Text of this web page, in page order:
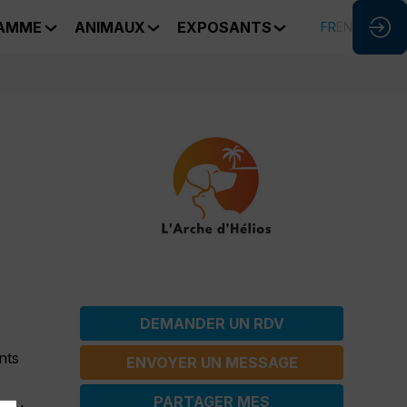
ANIMAUX EXPOSANTS FR
DEMANDER UN RDV
ENVOYER UN MESSAGE
PARTAGER MES